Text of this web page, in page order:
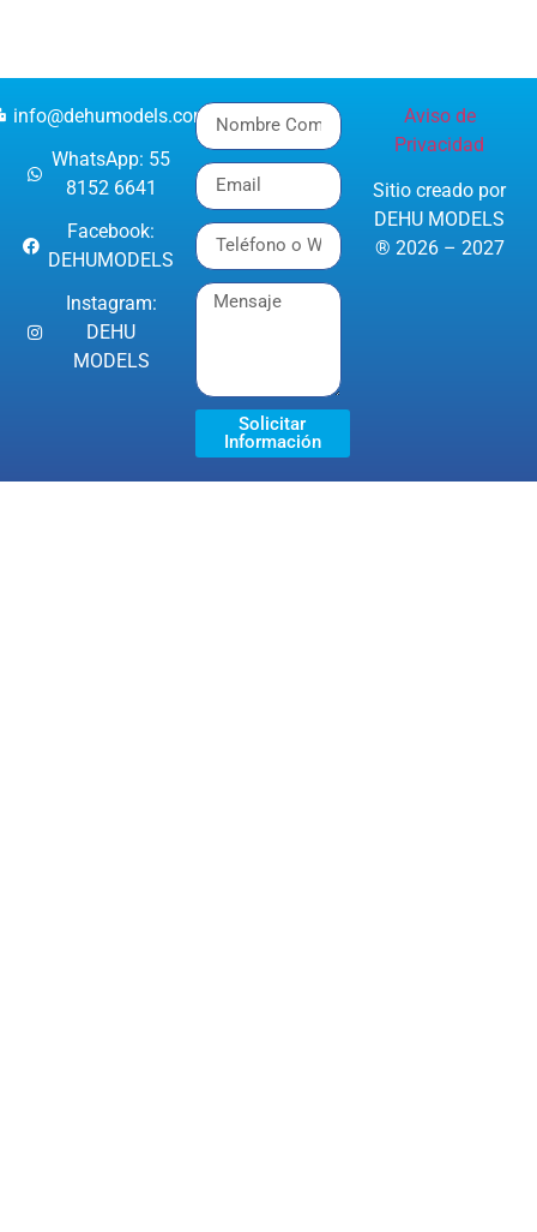
info@dehumodels.com
WhatsApp: 55
8152 6641
Facebook:
DEHUMODELS
Instagram:
DEHU
MODELS
Solicitar
Información
Aviso de
Privacidad
Sitio creado por
DEHU MODELS
® 2026 – 2027